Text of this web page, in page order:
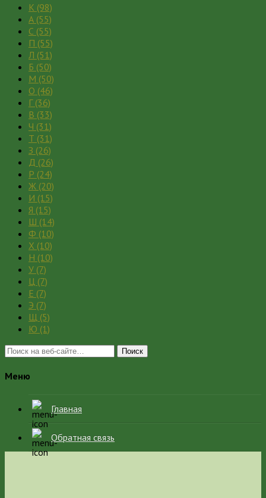
К (98)
А (55)
С (55)
П (55)
Л (51)
Б (50)
М (50)
О (46)
Г (36)
В (33)
Ч (31)
Т (31)
З (26)
Д (26)
Р (24)
Ж (20)
И (15)
Я (15)
Ш (14)
Ф (10)
Х (10)
Н (10)
У (7)
Ц (7)
Е (7)
Э (7)
Щ (5)
Ю (1)
Поиск
Меню
Главная
Обратная связь